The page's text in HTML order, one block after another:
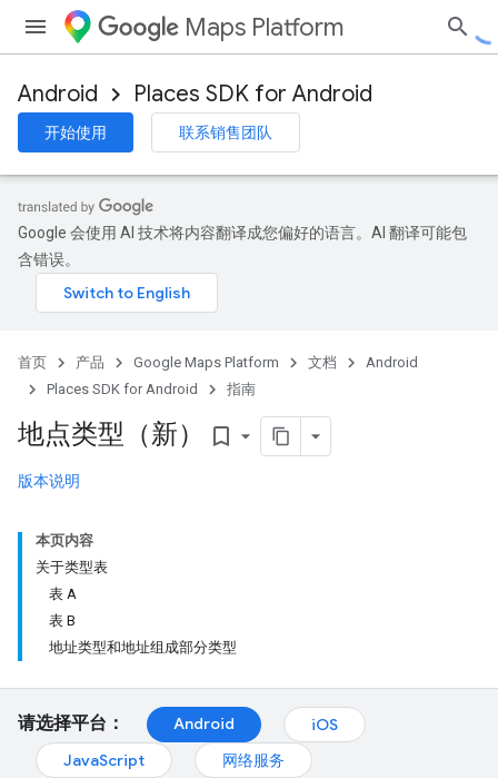
Maps Platform
Android Places SDK for Android
开始使用 联系销售团队
Google 会使用 AI 技术将内容翻译成您偏好的语言。AI 翻译可能包
含错误。
首页 产品 Google Maps Platform 文档
Android
Places SDK for Android
指南
地点类型（新） bookmark_border
版本说明
本页内容
关于类型表
表 A
表 B
地址类型和地址组成部分类型
请选择平台： Android
iOS
JavaScript
网络服务